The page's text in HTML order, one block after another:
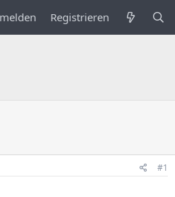
Registrieren
#1